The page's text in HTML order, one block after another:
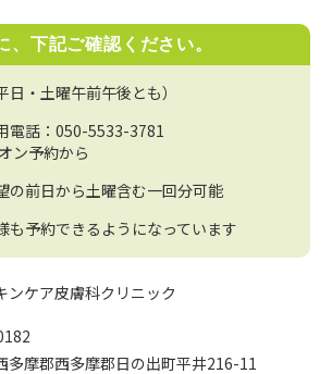
、下記ご確認ください。
・土曜午前午後とも）
話： 050-5533-3781
ン予約から
の前日から土曜含む一回分可能
予約できるようになっています
ンケア皮膚科クリニック
多摩郡西多摩郡日の出町平井216-11